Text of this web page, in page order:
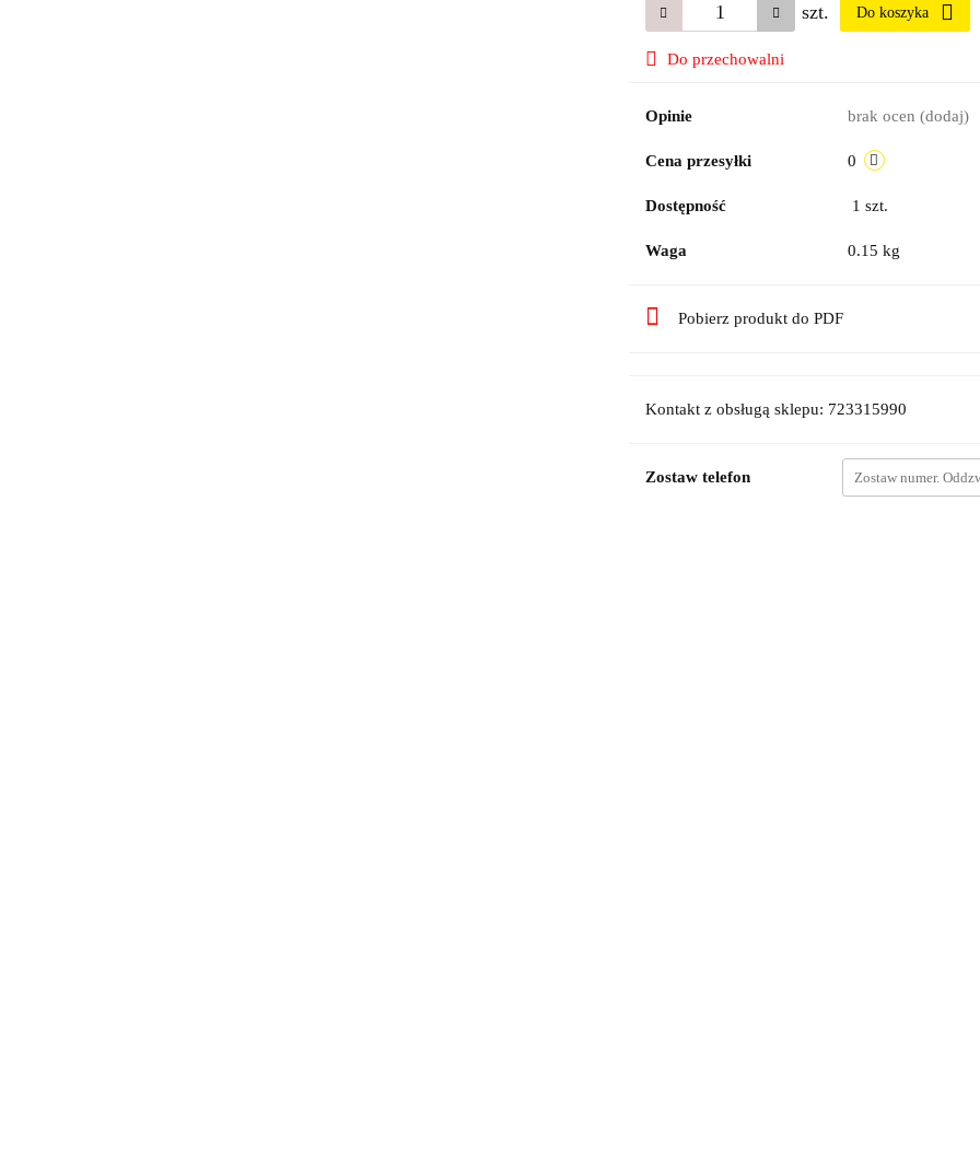
szt. Do koszyka
Do przechowalni
Opinie brak ocen (dodaj)
Cena przesyłki 0
Dostępność 1 szt.
Waga 0.15 kg
Pobierz produkt do PDF
Kontakt z obsługą sklepu: 723315990
Zostaw telefon